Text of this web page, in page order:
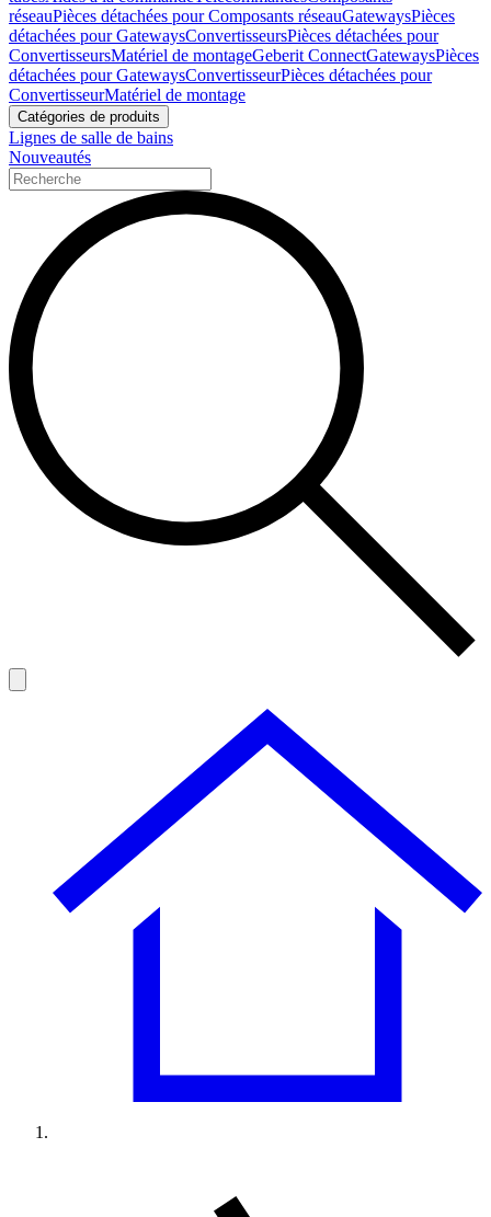
réseauPièces détachées pour Composants réseauGatewaysPièces
détachées pour GatewaysConvertisseursPièces détachées pour
ConvertisseursMatériel de montageGeberit ConnectGatewaysPièces
détachées pour GatewaysConvertisseurPièces détachées pour
ConvertisseurMatériel de montage
Catégories de produits
Lignes de salle de bains
Nouveautés